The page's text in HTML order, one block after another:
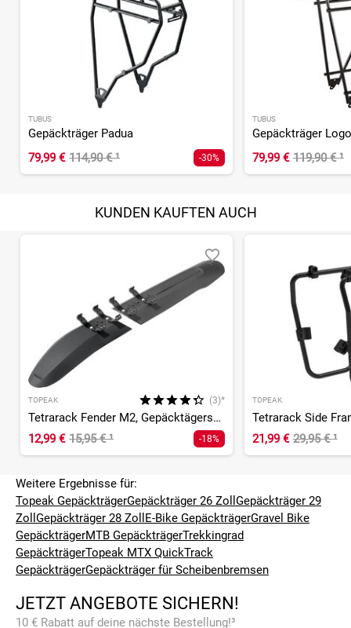
TUBUS
Gepäckträger Padua
79,99 € 114,90 €¹ -30%
TUBUS
Gepäckträger
79,99 € 119,90 €¹
KUNDEN KAUFTEN AUCH
TOPEAK (3)*
Tetrarack Fender M2, Gepäcktägerschutzblech
12,99 € 15,95 €¹ -18%
TOPEAK
Tetrarack Side
21,99 € 29,95 €¹
Weitere Ergebnisse für:
Topeak GepäckträgerGepäckträger 26 Zoll Gepäckträger 29
Zoll Gepäckträger 28 Zoll E-Bike GepäckträgerGravel Bike
GepäckträgerMTB GepäckträgerTrekkingrad
GepäckträgerTopeak MTX QuickTrack
GepäckträgerGepäckträger für Scheibenbremsen
JETZT ANGEBOTE SICHERN!
10 € Rabatt auf deine nächste Bestellung!³